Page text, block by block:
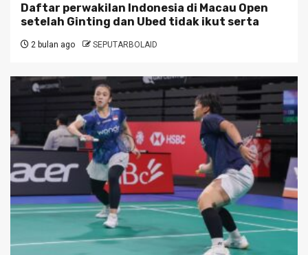
Daftar perwakilan Indonesia di Macau Open
setelah Ginting dan Ubed tidak ikut serta
2 bulan ago SEPUTARBOLAID